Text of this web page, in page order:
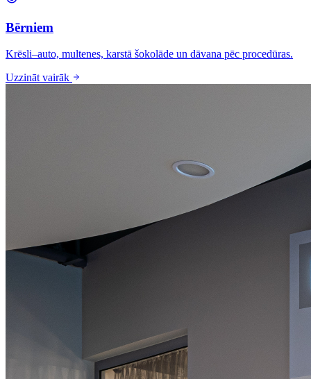
Bērniem
Krēsli–auto, multenes, karstā šokolāde un dāvana pēc procedūras.
Uzzināt vairāk